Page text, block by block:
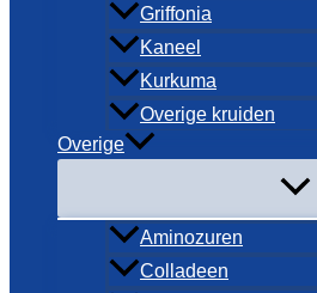
Griffonia
Kaneel
Kurkuma
Overige kruiden
Overige
Aminozuren
Colladeen